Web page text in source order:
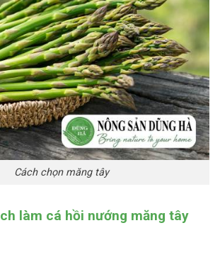
Cách chọn măng tây
làm cá hồi nướng măng tây